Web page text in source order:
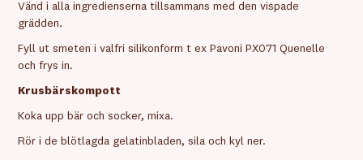
Vänd i alla ingredienserna tillsammans med den vispade
grädden.
Fyll ut smeten i valfri silikonform t ex Pavoni PX071 Quenelle
och frys in.
Krusbärskompott
Koka upp bär och socker, mixa.
Rör i de blötlagda gelatinbladen, sila och kyl ner.